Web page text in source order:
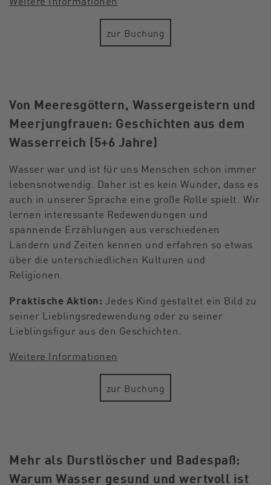
zur Buchung
Von Meeresgöttern, Wassergeistern und
Meerjungfrauen: Geschichten aus dem
Wasserreich (5+6 Jahre)
Wasser war und ist für uns Menschen schon immer
lebensnotwendig. Daher ist es kein Wunder, dass es
auch in unserer Sprache eine große Rolle spielt. Wir
lernen interessante Redewendungen und
spannende Erzählungen aus verschiedenen
Ländern und Zeiten kennen und erfahren so etwas
über die unterschiedlichen Kulturen und
Religionen.
Praktische Aktion: Jedes Kind gestaltet ein Bild zu
seiner Lieblingsredewendung oder zu seiner
Lieblingsfigur aus den Geschichten.
Weitere Informationen
zur Buchung
Mehr als Durstlöscher und Badespaß:
Warum Wasser gesund und wertvoll ist